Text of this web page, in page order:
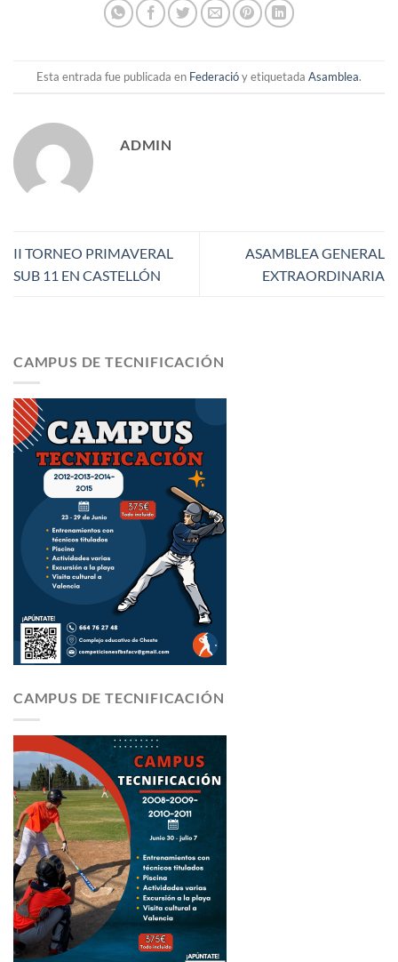
Esta entrada fue publicada en Federacióy etiquetada Asamblea.
ADMIN
II TORNEO PRIMAVERAL
SUB 11 EN CASTELLÓN
ASAMBLEA GENERAL
EXTRAORDINARIA
CAMPUS DE TECNIFICACIÓN
CAMPUS DE TECNIFICACIÓN